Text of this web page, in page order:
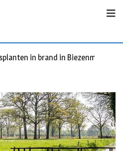
in brand in Biezenmortel,